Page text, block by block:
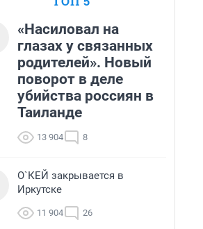
«Насиловал на
глазах у связанных
родителей». Новый
поворот в деле
убийства россиян в
Таиланде
13 904 8
О`КЕЙ закрывается в
Иркутске
11 904 26